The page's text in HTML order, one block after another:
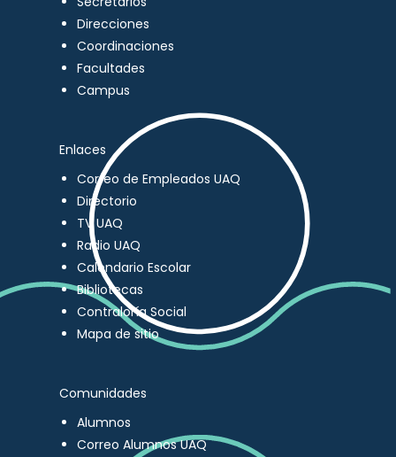
Direcciones
Coordinaciones
Facultades
Campus
Enlaces
Correo de Empleados UAQ
Directorio
TV UAQ
Radio UAQ
Calendario Escolar
Bibliotecas
Contraloría Social
Mapa de sitio
Comunidades
Alumnos
Correo Alumnos UAQ